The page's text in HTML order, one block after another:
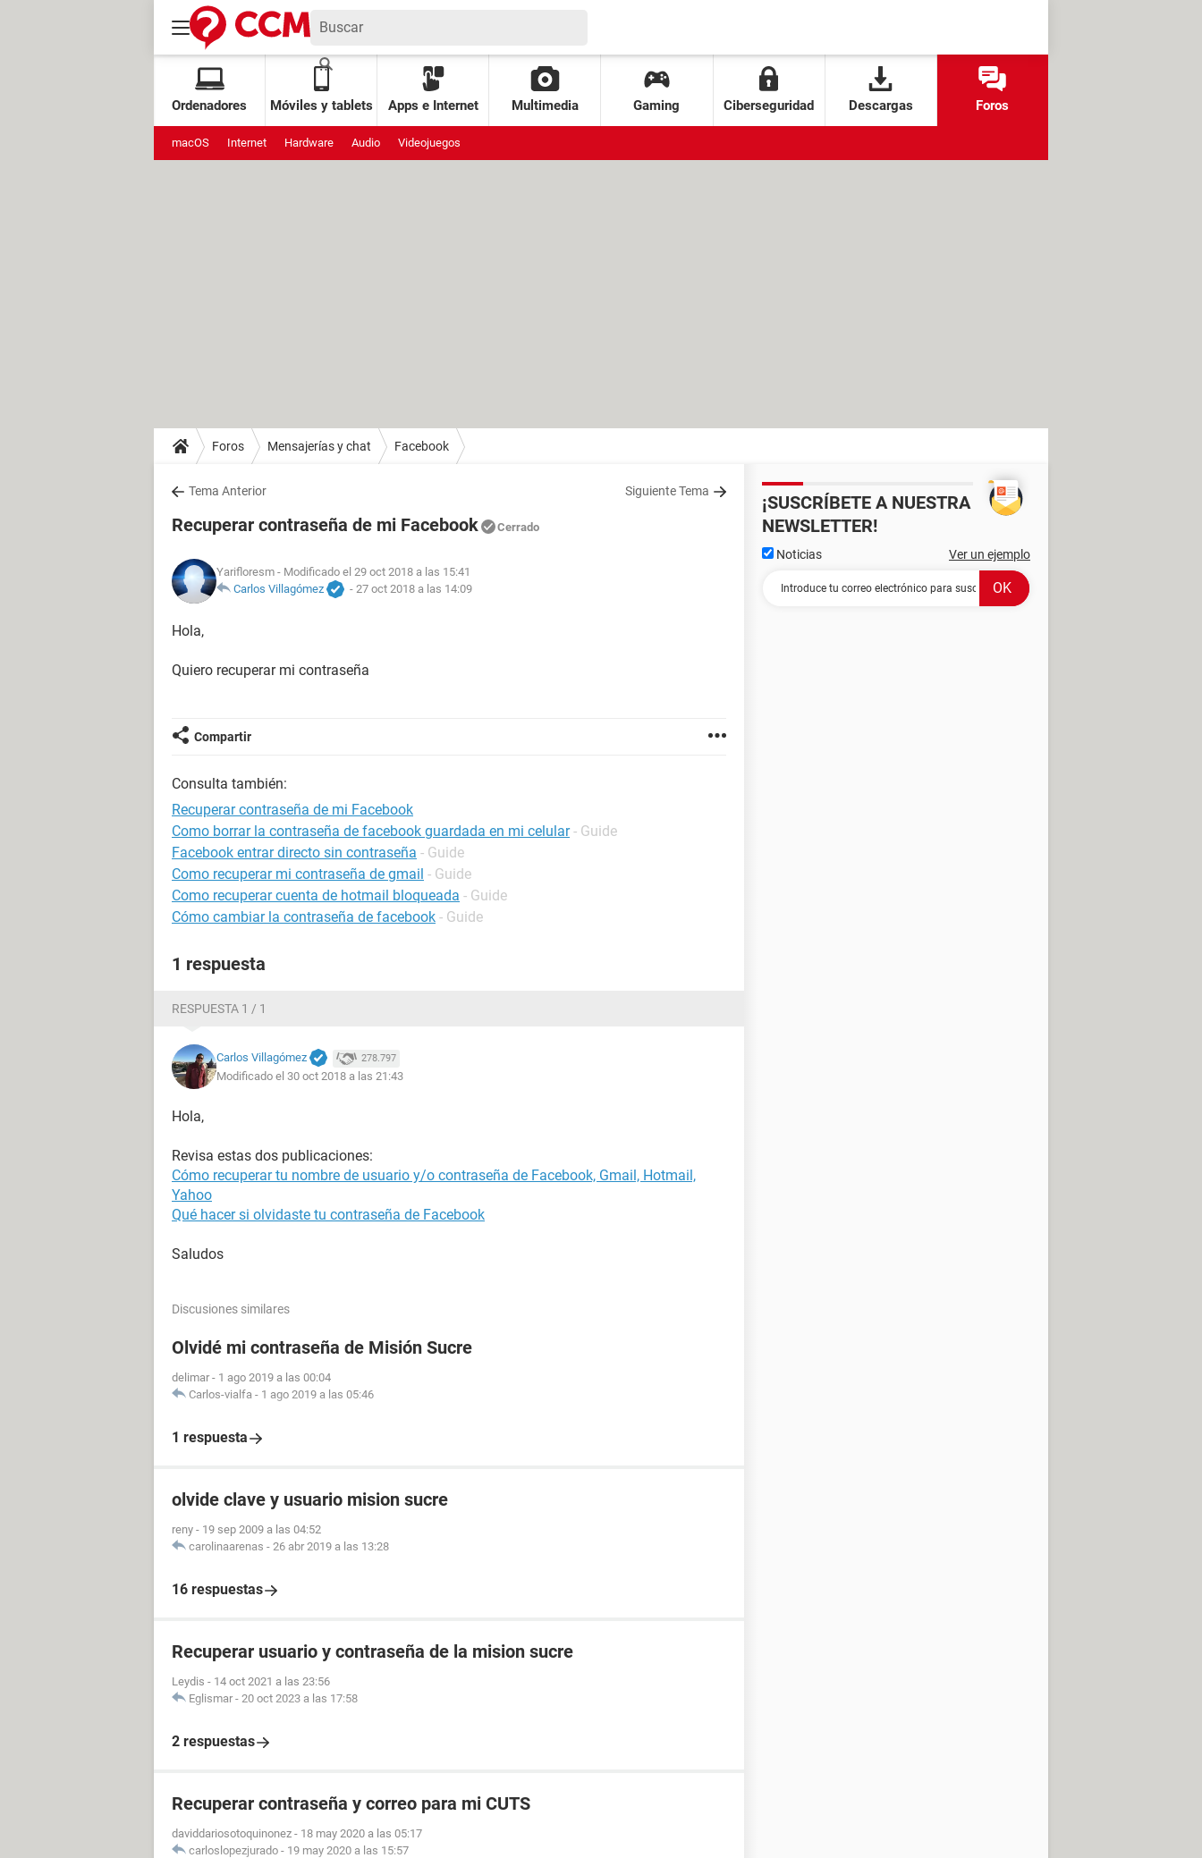
Ordenadores Móviles y tablets Apps e Internet Multimedia Gaming Ciberseguridad Descargas Foros
macOS Internet Hardware Audio Videojuegos
Foros Mensajerías y chat Facebook
Tema Anterior Siguiente Tema
Recuperar contraseña de mi Facebook Cerrado
Yarifloresm - Modificado el 29 oct 2018 a las 15:41
Carlos Villagómez
- 27 oct 2018 a las 14:09
Hola,
Quiero recuperar mi contraseña
Compartir
Consulta también:
Recuperar contraseña de mi Facebook
Como borrar la contraseña de facebook guardada en mi celular - Guide
Facebook entrar directo sin contraseña - Guide
Como recuperar mi contraseña de gmail - Guide
Como recuperar cuenta de hotmail bloqueada - Guide
Cómo cambiar la contraseña de facebook - Guide
1 respuesta
RESPUESTA 1 / 1
Carlos Villagómez 278.797
Modificado el 30 oct 2018 a las 21:43
Hola,
Revisa estas dos publicaciones:
Cómo recuperar tu nombre de usuario y/o contraseña de Facebook, Gmail, Hotmail,
Yahoo
Qué hacer si olvidaste tu contraseña de Facebook
Saludos
Discusiones similares
Olvidé mi contraseña de Misión Sucre
delimar - 1 ago 2019 a las 00:04
Carlos-vialfa - 1 ago 2019 a las 05:46
1 respuesta
olvide clave y usuario mision sucre
reny - 19 sep 2009 a las 04:52
carolinaarenas - 26 abr 2019 a las 13:28
16 respuestas
Recuperar usuario y contraseña de la mision sucre
Leydis - 14 oct 2021 a las 23:56
Eglismar - 20 oct 2023 a las 17:58
2 respuestas
Recuperar contraseña y correo para mi CUTS
daviddariosotoquinonez - 18 may 2020 a las 05:17
carloslopezjurado - 19 may 2020 a las 15:57
¡SUSCRÍBETE A NUESTRA
NEWSLETTER!
Noticias Ver un ejemplo